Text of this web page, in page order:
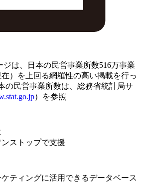
は、日本の民営事業所数516万事業
在）を上回る網羅性の高い掲載を行っ
の民営事業所数は、総務省統計局サ
）を参照
ストップで支援
ティングに活用できるデータベース